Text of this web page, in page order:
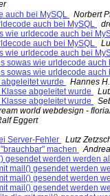
auch bei MySQL
Norbert
auch bei MySQL
wie urldecode auch bei
auch bei MySQL
wie urldecode auch bei
sowas wie urldecode auch
sowas wie urldecode auch
wurde
Hannes H.
abgeleitet wurde
abgeleitet wurde
world webdesign -
Eggert
Server-Fehler
Lutz
machen
gesendet werden werden
mail() gesendet werden
mail() gesendet werden
mail() gesendet werden